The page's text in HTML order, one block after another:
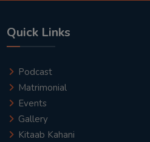
Quick Links
Podcast
Matrimonial
Events
Gallery
Kitaab Kahani